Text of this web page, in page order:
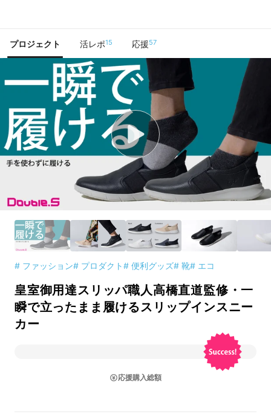
プロジェクト 活レポ15 応援57
# ファッション# プロダクト# 便利グッズ# 靴# エコ
皇室御用達スリッパ職人高橋直道監修・一
瞬で立ったまま履けるスリップインスニー
カー
応援購入総額